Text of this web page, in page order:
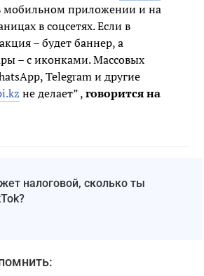
мобильном приложении и на
в соцсетях. Если в
– будет баннер, а
– с иконками. Массовых
Telegram и другие
не делает” ,говорится на
налоговой, сколько ты